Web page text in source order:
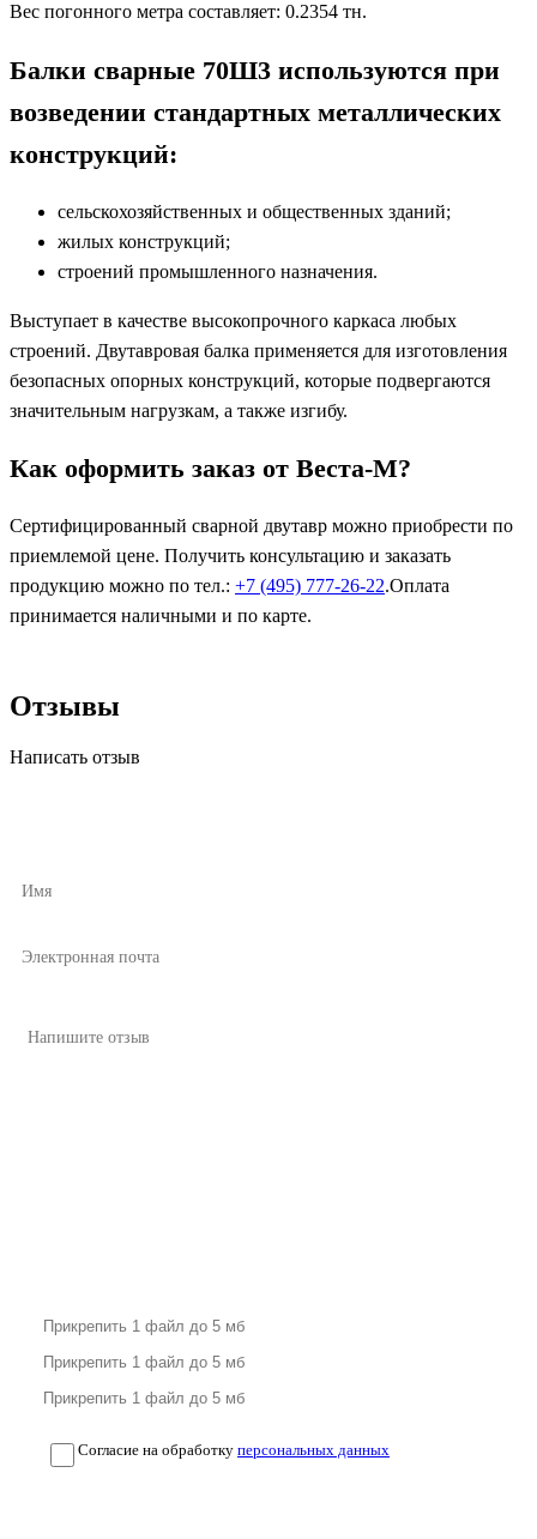
Вес погонного метра составляет: 0.2354 тн.
Балки сварные 70Ш3 используются при
возведении стандартных металлических
конструкций:
сельскохозяйственных и общественных зданий;
жилых конструкций;
строений промышленного назначения.
Выступает в качестве высокопрочного каркаса любых
строений. Двутавровая балка применяется для изготовления
безопасных опорных конструкций, которые подвергаются
значительным нагрузкам, а также изгибу.
Как оформить заказ от Веста-М?
Сертифицированный сварной двутавр можно приобрести по
приемлемой цене. Получить консультацию и заказать
продукцию можно по тел.: +7 (495) 777-26-22.Оплата
принимается наличными и по карте.
Отзывы
Написать отзыв
Согласие на обработку персональных данных